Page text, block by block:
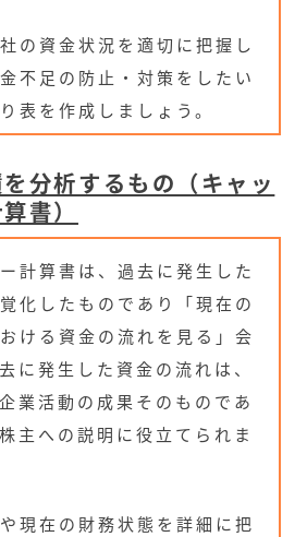
の資金状況を適切に把握し
不足の防止・対策をしたい
表を作成しましょう。
分析するもの（キャッ
書）
計算書は、過去に発生した
化したものであり「現在の
ける資金の流れを見る」会
に発生した資金の流れは、
業活動の成果そのものであ
主への説明に役立てられま
現在の財務状態を詳細に把